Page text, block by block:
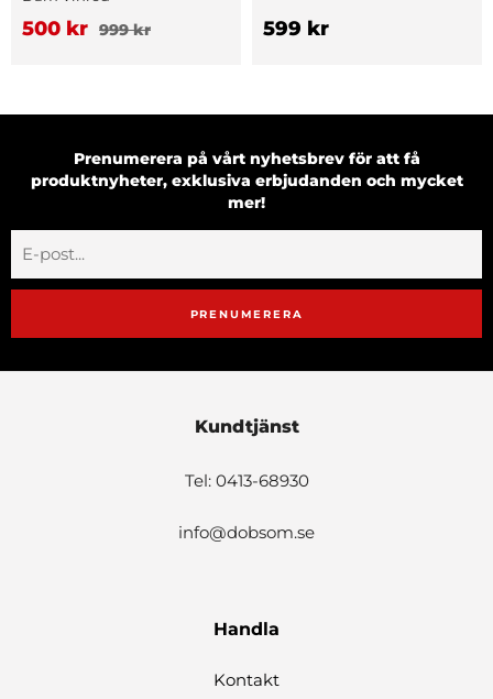
500 kr 999 kr 599 kr
Prenumerera på vårt nyhetsbrev för att få
produktnyheter, exklusiva erbjudanden och mycket
mer!
PRENUMERERA
Kundtjänst
Tel: 0413-68930
info@dobsom.se
Handla
Kontakt